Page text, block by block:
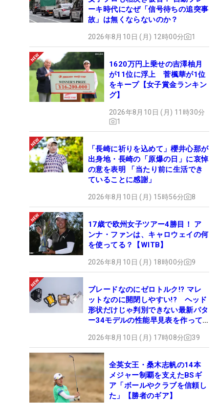
ーキ時代になぜ「信号待ちの追突事
故」は無くならないのか？
2026年8月10日 (月) 12時00分 1
1620万円上乗せの吉澤柚月
が11位に浮上 菅楓華が1位
をキープ【女子賞金ランキン
グ】
2026年8月10日 (月) 11時30分
1
「長崎に祈りを込めて」櫻井心那が
出身地・長崎の「原爆の日」に哀悼
の意を表明 「当たり前に生活でき
ていることに感謝」
2026年8月10日 (月) 15時56分 8
17歳で欧州女子ツアー4勝目！ ア
ンナ・ファンは、キャロウェイの何
を使ってる？【WITB】
2026年8月10日 (月) 18時00分 9
ブレードなのにゼロトルク!? マレ
ットなのに開閉しやすい!? ヘッド
形状だけじゃ判別できない最新パタ
ー34モデルの性能早見表を作って
2026年8月10日 (月) 17時08分 39
全英女王・桑木志帆の14本
メジャー制覇を支えたBSギ
ア「ボールやクラブを信頼し
た」【勝者のギア】